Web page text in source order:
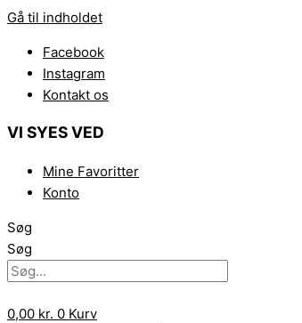
Gå til indholdet
Facebook
Instagram
Kontakt os
VI SYES VED
Mine Favoritter
Konto
Søg
Søg
0,00 kr. 0 Kurv